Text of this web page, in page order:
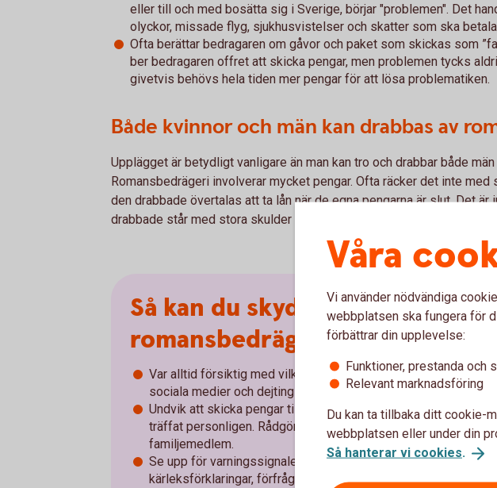
eller till och med bosätta sig i Sverige, börjar "problemen". Det
olyckor, missade flyg, sjukhusvistelser och skatter som ska
Ofta berättar bedragaren om gåvor och paket som skickas som
ber bedragaren offret att skicka pengar, men problemen tycks
givetvis behövs hela tiden mer pengar för att lösa problematiken.
Både kvinnor och män kan drabbas av
Upplägget är betydligt vanligare än man kan tro och drabbar både män
Romansbedrägeri involverar mycket pengar. Ofta räcker det inte med
den drabbade övertalas att ta lån när de egna pengarna är slut. Det är
drabbade står med stora skulder när bedrägeriet väl avslöjas.
Så kan du skydda dig mot
romansbedrägeri
Var alltid försiktig med vilken personlig information du delar på
sociala medier och dejtingsajter.
Undvik att skicka pengar till någon du inte känner väl eller har
träffat personligen. Rådgör alltid med en betrodd vän eller
familjemedlem.
Se upp för varningssignaler som till exempel snabba
kärleksförklaringar, förfrågningar om ekonomisk hjälp eller
Våra
Vi använder nödvändiga
webbplatsen ska fungera för
förbättrar din upplevelse:
Funktioner, prestanda och
Relevant marknadsföring
Du kan ta tillbaka ditt cookie-
webbplatsen eller under din
Så hanterar vi cookies.